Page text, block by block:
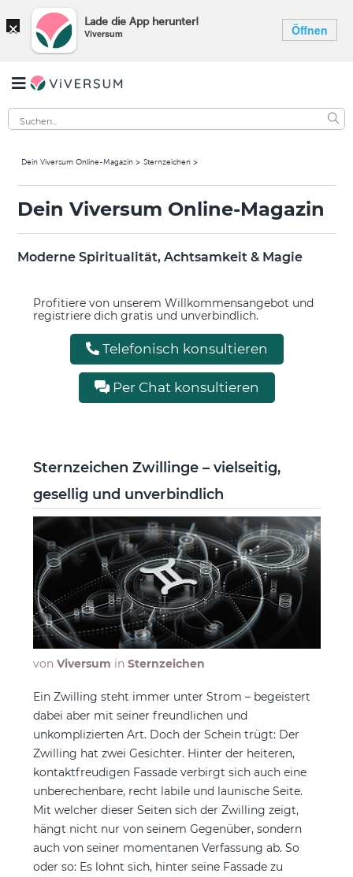
× Lade die App herunter!
Viversum Öffnen
Dein Viversum Online-Magazin Sternzeichen
Dein Viversum Online-Magazin
Moderne Spiritualität, Achtsamkeit & Magie
Profitiere von unserem Willkommensangebot und
registriere dich gratis und unverbindlich.
Telefonisch konsultieren
Per Chat konsultieren
Sternzeichen Zwillinge – vielseitig,
gesellig und unverbindlich
von Viversum in Sternzeichen
Ein Zwilling steht immer unter Strom – begeistert
dabei aber mit seiner freundlichen und
unkomplizierten Art. Doch der Schein trügt: Der
Zwilling hat zwei Gesichter. Hinter der heiteren,
kontaktfreudigen Fassade verbirgt sich auch eine
unberechenbare, recht labile und launische Seite.
Mit welcher dieser Seiten sich der Zwilling zeigt,
hängt nicht nur von seinem Gegenüber, sondern
auch von seiner momentanen Verfassung ab. So
oder so: Es lohnt sich, hinter seine Fassade zu